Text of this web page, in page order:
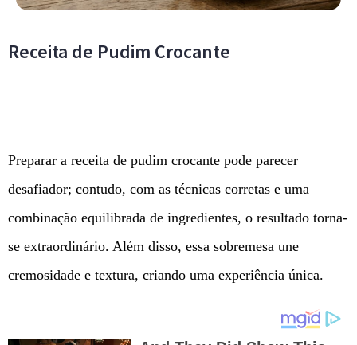
Receita de Pudim Crocante
Preparar a receita de pudim crocante pode parecer
desafiador; contudo, com as técnicas corretas e uma
combinação equilibrada de ingredientes, o resultado torna-
se extraordinário. Além disso, essa sobremesa une
cremosidade e textura, criando uma experiência única.